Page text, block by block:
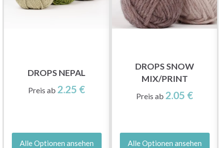
DROPS NEPAL
Preis ab 2.25 €
Alle Optionen ansehen
DROPS SNOW
MIX/PRINT
Preis ab 2.05 €
Alle Optionen ansehen